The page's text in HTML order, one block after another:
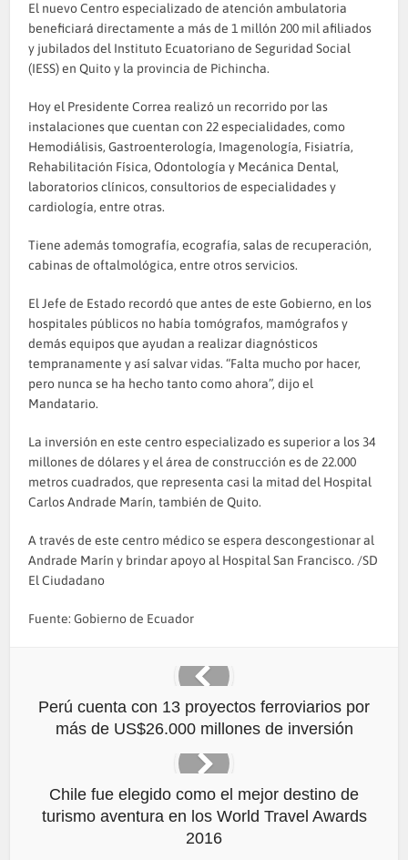
El nuevo Centro especializado de atención ambulatoria
beneficiará directamente a más de 1 millón 200 mil afiliados
y jubilados del Instituto Ecuatoriano de Seguridad Social
(IESS) en Quito y la provincia de Pichincha.
Hoy el Presidente Correa realizó un recorrido por las
instalaciones que cuentan con 22 especialidades, como
Hemodiálisis, Gastroenterología, Imagenología, Fisiatría,
Rehabilitación Física, Odontología y Mecánica Dental,
laboratorios clínicos, consultorios de especialidades y
cardiología, entre otras.
Tiene además tomografía, ecografía, salas de recuperación,
cabinas de oftalmológica, entre otros servicios.
El Jefe de Estado recordó que antes de este Gobierno, en los
hospitales públicos no había tomógrafos, mamógrafos y
demás equipos que ayudan a realizar diagnósticos
tempranamente y así salvar vidas. “Falta mucho por hacer,
pero nunca se ha hecho tanto como ahora”, dijo el
Mandatario.
La inversión en este centro especializado es superior a los 34
millones de dólares y el área de construcción es de 22.000
metros cuadrados, que representa casi la mitad del Hospital
Carlos Andrade Marín, también de Quito.
A través de este centro médico se espera descongestionar al
Andrade Marín y brindar apoyo al Hospital San Francisco. /SD
El Ciudadano
Fuente: Gobierno de Ecuador
Perú cuenta con 13 proyectos ferroviarios por
más de US$26.000 millones de inversión
Chile fue elegido como el mejor destino de
turismo aventura en los World Travel Awards
2016